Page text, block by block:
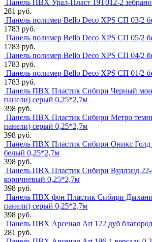
Панель ПВХ Урал-Пласт 19T012-2
281 руб.
Панель полимер Bello Deco XPS СП 03/2
1783 руб.
Панель полимер Bello Deco XPS СП 05/2
1783 руб.
Панель полимер Bello Deco XPS СП 04/2
1783 руб.
Панель полимер Bello Deco XPS СП 01/2
1783 руб.
Панель ПВХ Пластик Сибири Черный
панели) серый 0,25*2,7м
398 руб.
Панель ПВХ Пластик Сибири Метро
панели) серый 0,25*2,7м
398 руб.
Панель ПВХ Пластик Сибири Оникс Голд
белый 0,25*2,7м
398 руб.
Панель ПВХ Пластик Сибири Вудлэнд 22-
коричневый 0,25*2,7м
398 руб.
Панель ПВХ фон Пластик Сибири
панели) серый 0,25*2,7м
398 руб.
Панель ПВХ Арсенал Art 122 дуб
281 руб.